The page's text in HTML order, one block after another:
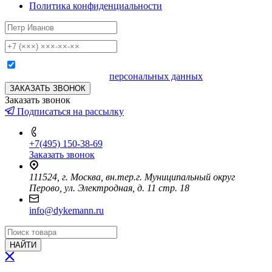
Политика конфиденциальности
персональных данных
ЗАКАЗАТЬ ЗВОНОК
Заказать звонок
Подписаться на рассылку
+7(495) 150-38-69
Заказать звонок
111524, г. Москва, вн.тер.г. Муниципальный округ
Перово, ул. Электродная, д. 11 стр. 18
info@dykemann.ru
НАЙТИ